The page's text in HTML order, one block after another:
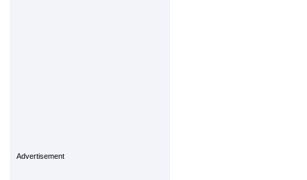
Advertisement